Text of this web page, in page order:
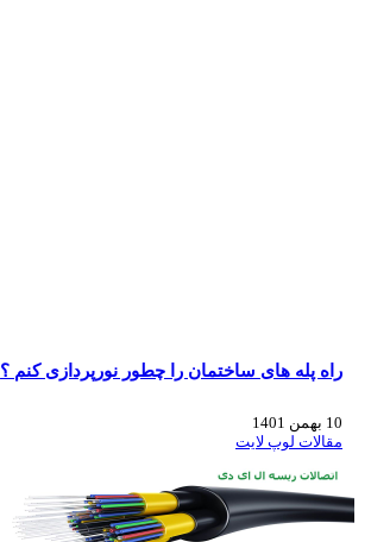
راه پله های ساختمان را چطور نورپردازی کنم ؟
10 بهمن 1401
مقالات لوپ لایت